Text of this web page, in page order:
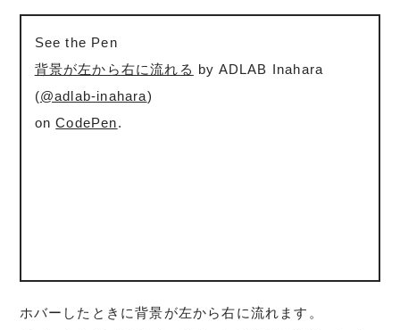
See the Pen
背景が左から右に流れる by ADLAB Inahara
(@adlab-inahara)
onCodePen.
ホバーしたときに背景が左から右に流れます。